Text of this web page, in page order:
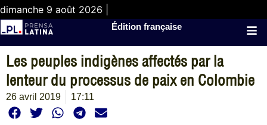
dimanche 9 août 2026 |
Édition française
Les peuples indigènes affectés par la
lenteur du processus de paix en Colombie
26 avril 2019 17:11